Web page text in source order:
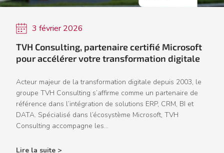
3 février 2026
TVH Consulting, partenaire certifié Microsoft
pour accélérer votre transformation digitale
Acteur majeur de la transformation digitale depuis 2003, le
groupe TVH Consulting s’affirme comme un partenaire de
référence dans l’intégration de solutions ERP, CRM, BI et
DATA. Spécialisé dans l’écosystème Microsoft, TVH
Consulting accompagne les...
Lire la suite >